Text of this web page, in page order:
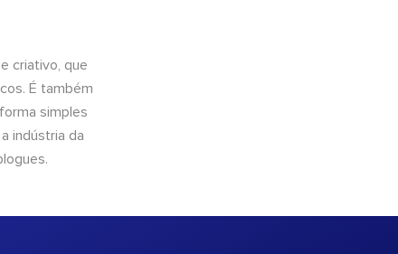
criativo, que
É também
simples
indústria da